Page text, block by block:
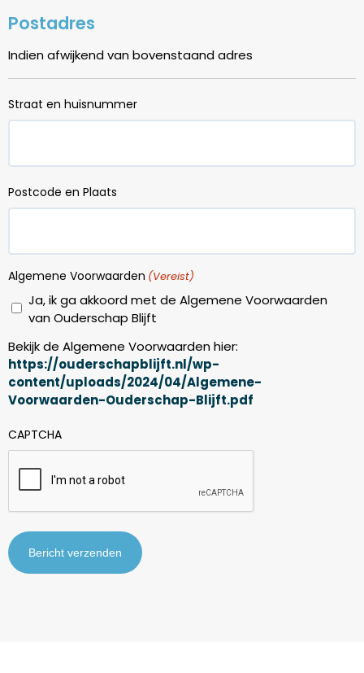
Postadres
Indien afwijkend van bovenstaand adres
Straat en huisnummer
Postcode en Plaats
Algemene Voorwaarden (Vereist)
Ja, ik ga akkoord met de Algemene Voorwaarden
van Ouderschap Blijft
Bekijk de Algemene Voorwaarden hier:
https://ouderschapblijft.nl/wp-
content/uploads/2024/04/Algemene-
Voorwaarden-Ouderschap-Blijft.pdf
CAPTCHA